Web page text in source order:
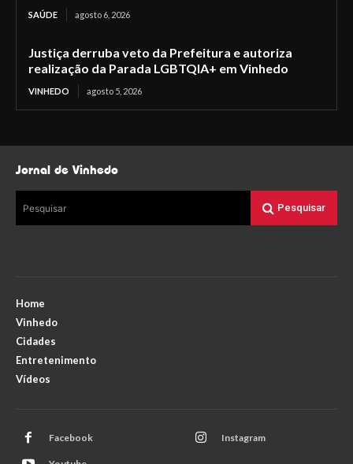
SAÚDE agosto 6, 2026
Justiça derruba veto da Prefeitura e autoriza
realização da Parada LGBTQIA+ em Vinhedo
VINHEDO agosto 5, 2026
Jornal de Vinhedo
Pesquisar Pesquisar
Home
Vinhedo
Cidades
Entretenimento
Vídeos
Facebook Instagram